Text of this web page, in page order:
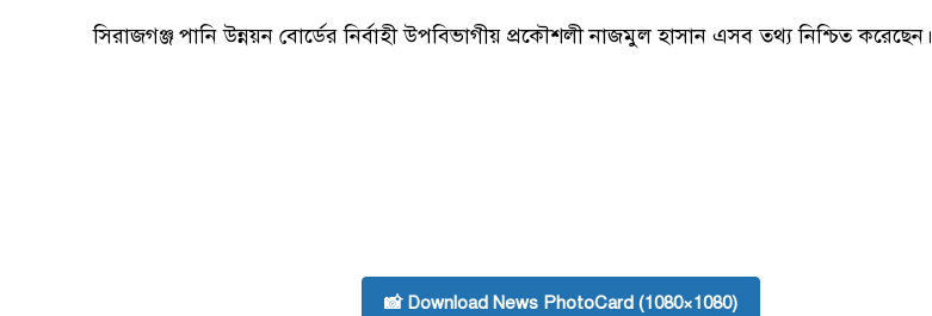
সিরাজগঞ্জ পানি উন্নয়ন বোর্ডের নির্বাহী উপবিভাগীয় প্রকৌশলী নাজমুল হাসান এসব তথ্য নিশ্চিত করেছেন।
📸 Download News PhotoCard (1080×1080)